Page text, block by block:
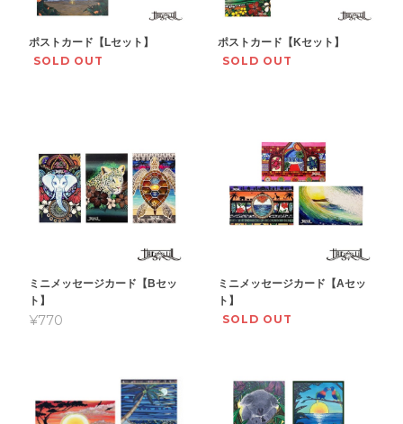
ポストカード【Lセット】
SOLD OUT
ポストカード【Kセット】
SOLD OUT
ミニメッセージカード【Bセッ
ト】
¥770
ミニメッセージカード【Aセッ
ト】
SOLD OUT